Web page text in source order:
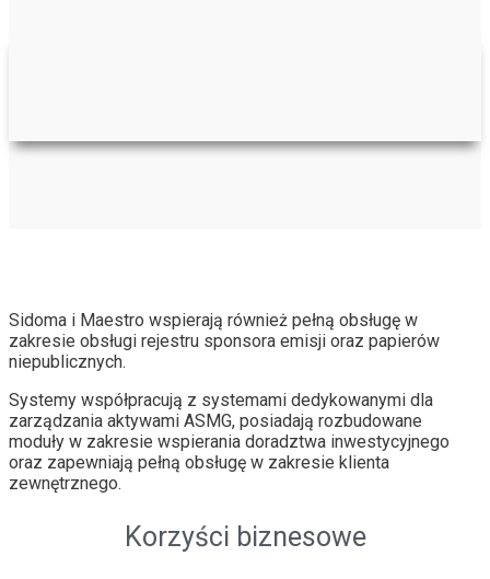
Sidoma i Maestro wspierają również pełną obsługę w
zakresie obsługi rejestru sponsora emisji oraz papierów
niepublicznych.
Systemy współpracują z systemami dedykowanymi dla
zarządzania aktywami ASMG, posiadają rozbudowane
moduły w zakresie wspierania doradztwa inwestycyjnego
oraz zapewniają pełną obsługę w zakresie klienta
zewnętrznego.
Korzyści biznesowe